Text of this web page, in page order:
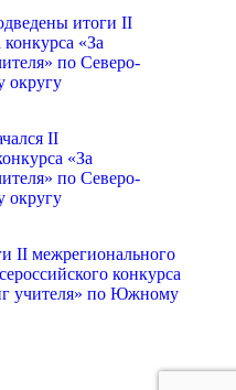
итоги II
«За
по Северо-
округу
II
«За
по Северо-
округу
II межрегионального
конкурса
учителя» по Южному